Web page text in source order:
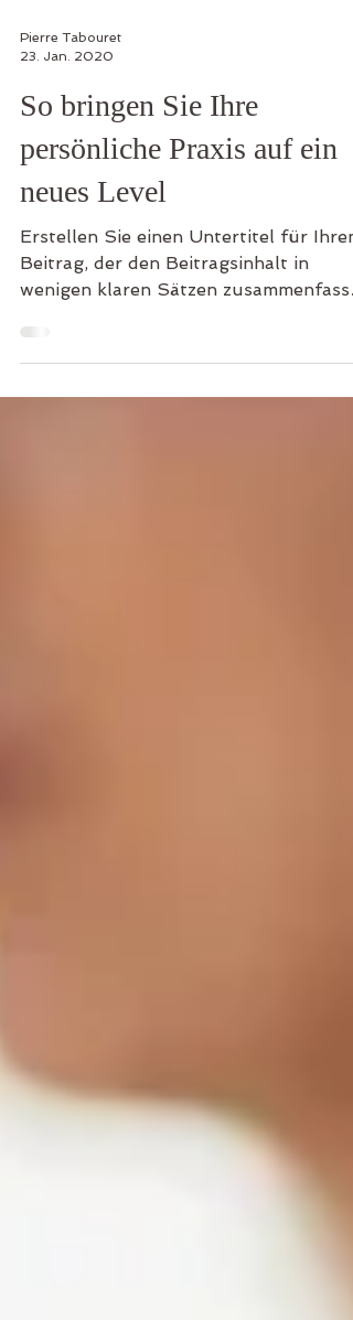
Pierre Tabouret
23. Jan. 2020
So bringen Sie Ihre
persönliche Praxis auf ein
neues Level
Erstellen Sie einen Untertitel für Ihren
Beitrag, der den Beitragsinhalt in